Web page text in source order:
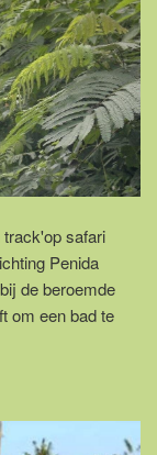
track'op safari
Penida
de beroemde
om een bad te